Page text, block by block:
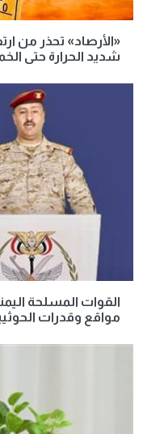
«الأرصاد» تحذر من
شديد الحرارة حتى الخميس 13
القوات المسلحة
مواقع وقدرات